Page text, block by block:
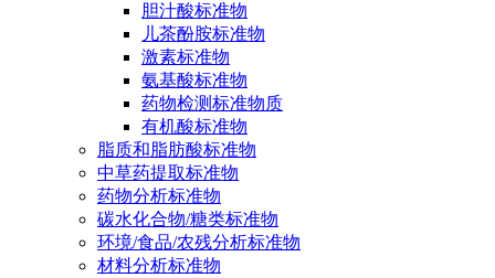
胆汁酸标准物
儿茶酚胺标准物
激素标准物
氨基酸标准物
药物检测标准物质
有机酸标准物
脂质和脂肪酸标准物
中草药提取标准物
药物分析标准物
碳水化合物/糖类标准物
环境/食品/农残分析标准物
材料分析标准物